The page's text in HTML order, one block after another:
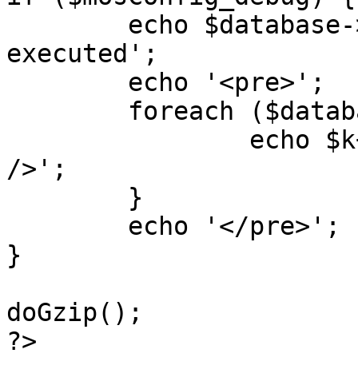
executed';
/>';
}
doGzip();
?>